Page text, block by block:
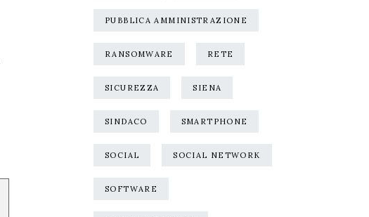
PUBBLICA AMMINISTRAZIONE
RANSOMWARE RETE
SICUREZZA SIENA
SINDACO SMARTPHONE
SOCIAL SOCIAL NETWORK
SOFTWARE